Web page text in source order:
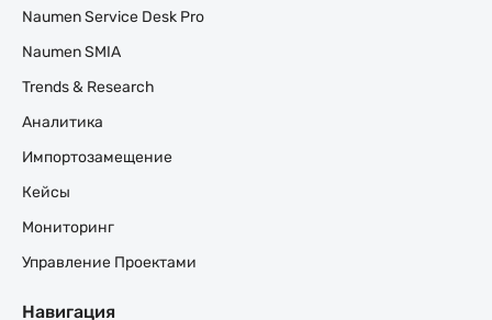
Naumen Service Desk Pro
Naumen SMIA
Trends & Research
Аналитика
Импортозамещение
Кейсы
Мониторинг
Управление Проектами
Навигация